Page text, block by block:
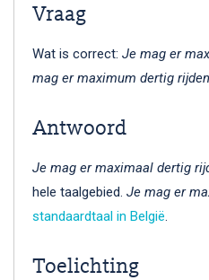
Vraag
Wat is correct: Je mag er
mag er maximum dertig rijden
Antwoord
Je mag er maximaal dertig
hele taalgebied. Je mag er
standaardtaal in België.
Toelichting